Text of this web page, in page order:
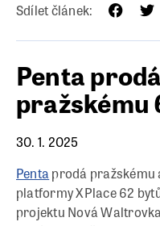
Sdílet článek:
Penta
pražskému
30. 1. 2025
Pentaprodá
platformy XPlace 62
projektu Nová